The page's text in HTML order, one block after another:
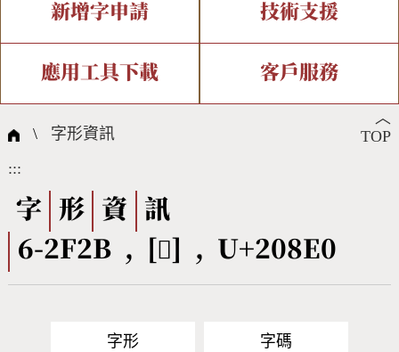
全字庫介紹 全字庫現況
中文碼介紹 專有名詞介紹
國際字碼相關組織
IDS查詢 部件查詢
複合查詢 注音查詢
筆畫查詢
筆順序查詢
CNS查詢 Unicode查詢
新增字申請
新字申請處理流程
技術支援
字形即時顯示 造字解決方案
全字庫授權 轉碼Web Service
應用工具下載
個人電腦造字處理工具
字形下載
客戶服務
問題集
熱門查詢統計
︿
TOP
\ 字形資訊
:::
字 形 資
訊
6-2F2B , [𠣠] , U+208E0
字形 字碼